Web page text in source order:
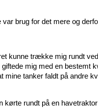
brug for det mere og
kunne trække mig rundt
mig med en bestemt
mine tanker faldt på andre
kørte rundt på en